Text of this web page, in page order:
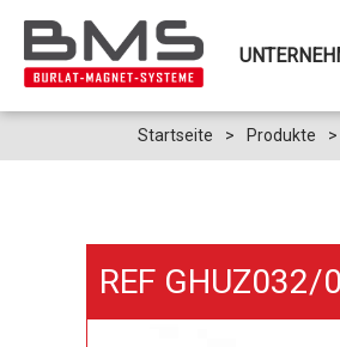
Startseite > Produkte >
REF GHUZ032/